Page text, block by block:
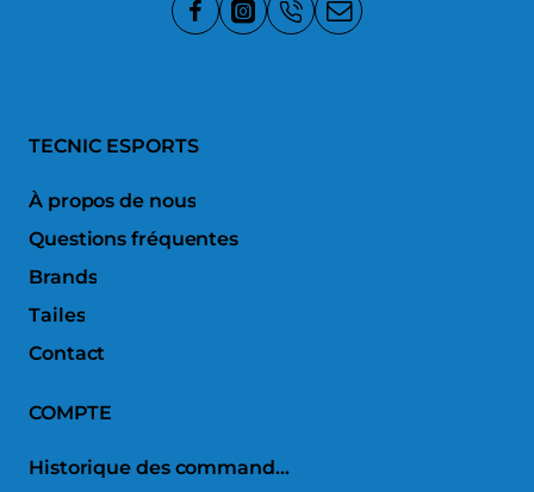
TECNIC ESPORTS
À propos de nous
Questions fréquentes
Brands
Tailes
Contact
COMPTE
Historique des commandes